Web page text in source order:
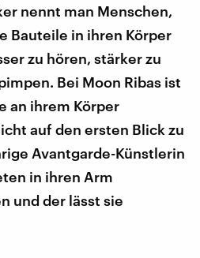
nennt man Menschen,
Bauteile in ihren Körper
zu hören, stärker zu
Bei Moon Ribas ist
an ihrem Körper
auf den ersten Blick zu
Avantgarde-Künstlerin
in ihren Arm
und der lässt sie